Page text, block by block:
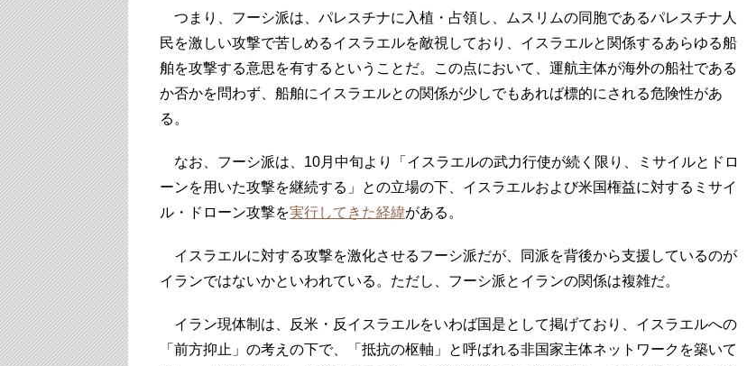
つまり、フーシ派は、パレスチナに入植・占領し、ムスリムの同胞であるパレスチナ人
民を激しい攻撃で苦しめるイスラエルを敵視しており、イスラエルと関係するあらゆる船
舶を攻撃する意思を有するということだ。この点において、運航主体が海外の船社である
か否かを問わず、船舶にイスラエルとの関係が少しでもあれば標的にされる危険性があ
る。
なお、フーシ派は、10月中旬より「イスラエルの武力行使が続く限り、ミサイルとドロ
ーンを用いた攻撃を継続する」との立場の下、イスラエルおよび米国権益に対するミサイ
ル・ドローン攻撃を実行してきた経緯がある。
イスラエルに対する攻撃を激化させるフーシ派だが、同派を背後から支援しているのが
イランではないかといわれている。ただし、フーシ派とイランの関係は複雑だ。
イラン現体制は、反米・反イスラエルをいわば国是として掲げており、イスラエルへの
「前方抑止」の考えの下で、「抵抗の枢軸」と呼ばれる非国家主体ネットワークを築いて